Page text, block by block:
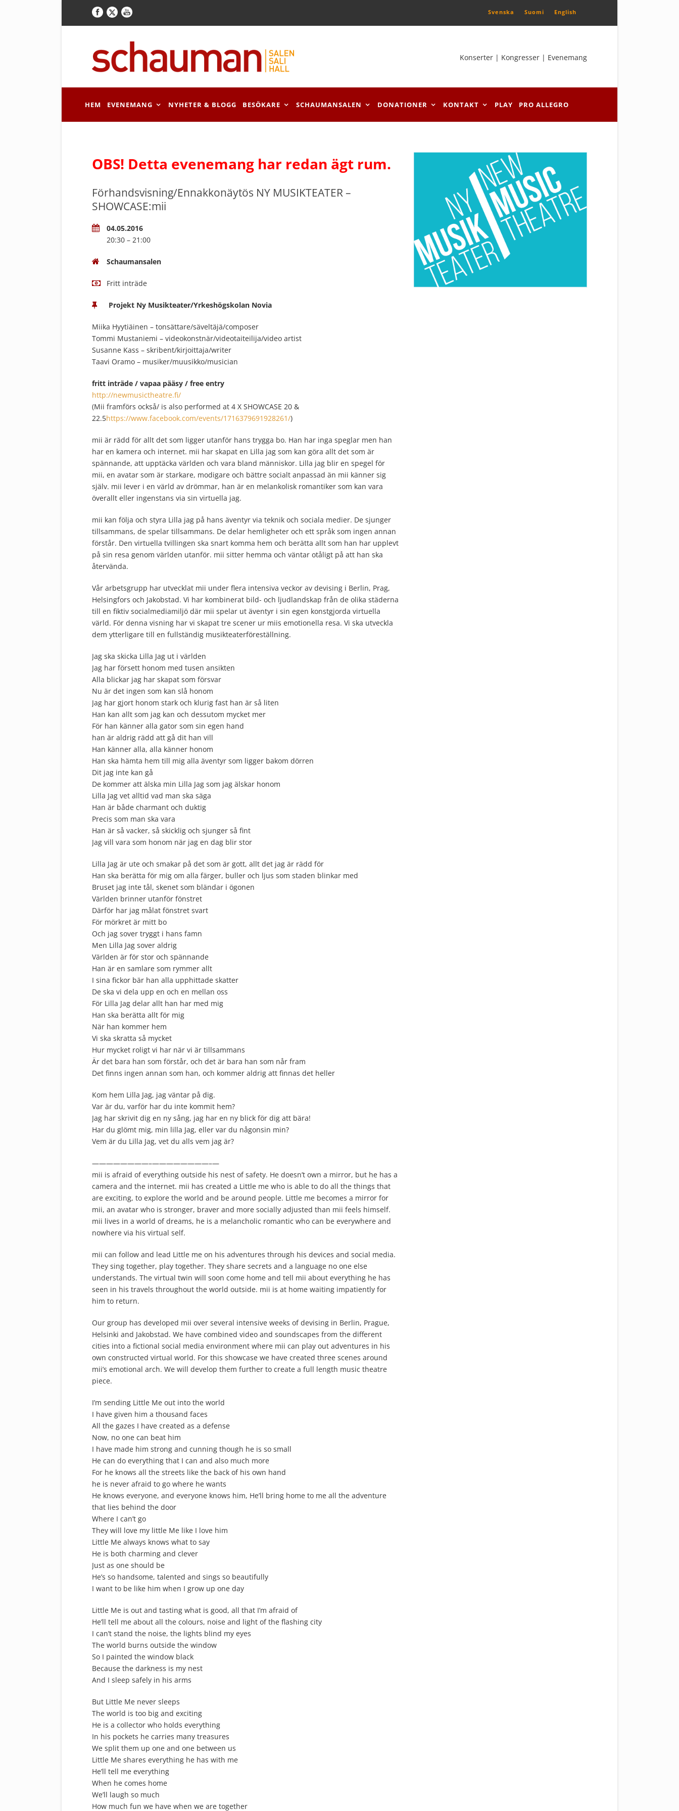
Svenska Suomi English
Konserter | Kongresser | Evenemang
HEM EVENEMANG NYHETER & BLOGG BESÖKARE SCHAUMANSALEN DONATIONER KONTAKT PLAY PRO ALLEGRO
OBS! Detta evenemang har redan ägt rum.
Förhandsvisning/Ennakkonäytös NY MUSIKTEATER –
SHOWCASE:mii
04.05.2016
20:30 – 21:00
Schaumansalen
Fritt inträde
Projekt Ny Musikteater/Yrkeshögskolan Novia
Miika Hyytiäinen – tonsättare/säveltäjä/composer
Tommi Mustaniemi – videokonstnär/videotaiteilija/video artist
Susanne Kass – skribent/kirjoittaja/writer
Taavi Oramo – musiker/muusikko/musician
fritt inträde / vapaa pääsy / free entry
http://newmusictheatre.fi/
(Mii framförs också/ is also performed at 4 X SHOWCASE 20 &
22.5https://www.facebook.com/events/1716379691928261/)
mii är rädd för allt det som ligger utanför hans trygga bo. Han har inga speglar men han
har en kamera och internet. mii har skapat en Lilla jag som kan göra allt det som är
spännande, att upptäcka världen och vara bland människor. Lilla jag blir en spegel för
mii, en avatar som är starkare, modigare och bättre socialt anpassad än mii känner sig
själv. mii lever i en värld av drömmar, han är en melankolisk romantiker som kan vara
överallt eller ingenstans via sin virtuella jag.
mii kan följa och styra Lilla jag på hans äventyr via teknik och sociala medier. De sjunger
tillsammans, de spelar tillsammans. De delar hemligheter och ett språk som ingen annan
förstår. Den virtuella tvillingen ska snart komma hem och berätta allt som han har upplevt
på sin resa genom världen utanför. mii sitter hemma och väntar otåligt på att han ska
återvända.
Vår arbetsgrupp har utvecklat mii under flera intensiva veckor av devising i Berlin, Prag,
Helsingfors och Jakobstad. Vi har kombinerat bild- och ljudlandskap från de olika städerna
till en fiktiv socialmediamiljö där mii spelar ut äventyr i sin egen konstgjorda virtuella
värld. För denna visning har vi skapat tre scener ur miis emotionella resa. Vi ska utveckla
dem ytterligare till en fullständig musikteaterföreställning.
Jag ska skicka Lilla Jag ut i världen
Jag har försett honom med tusen ansikten
Alla blickar jag har skapat som försvar
Nu är det ingen som kan slå honom
Jag har gjort honom stark och klurig fast han är så liten
Han kan allt som jag kan och dessutom mycket mer
För han känner alla gator som sin egen hand
han är aldrig rädd att gå dit han vill
Han känner alla, alla känner honom
Han ska hämta hem till mig alla äventyr som ligger bakom dörren
Dit jag inte kan gå
De kommer att älska min Lilla Jag som jag älskar honom
Lilla Jag vet alltid vad man ska säga
Han är både charmant och duktig
Precis som man ska vara
Han är så vacker, så skicklig och sjunger så fint
Jag vill vara som honom när jag en dag blir stor
Lilla Jag är ute och smakar på det som är gott, allt det jag är rädd för
Han ska berätta för mig om alla färger, buller och ljus som staden blinkar med
Bruset jag inte tål, skenet som bländar i ögonen
Världen brinner utanför fönstret
Därför har jag målat fönstret svart
För mörkret är mitt bo
Och jag sover tryggt i hans famn
Men Lilla Jag sover aldrig
Världen är för stor och spännande
Han är en samlare som rymmer allt
I sina fickor bär han alla upphittade skatter
De ska vi dela upp en och en mellan oss
För Lilla Jag delar allt han har med mig
Han ska berätta allt för mig
När han kommer hem
Vi ska skratta så mycket
Hur mycket roligt vi har när vi är tillsammans
Är det bara han som förstår, och det är bara han som når fram
Det finns ingen annan som han, och kommer aldrig att finnas det heller
Kom hem Lilla Jag, jag väntar på dig.
Var är du, varför har du inte kommit hem?
Jag har skrivit dig en ny sång, jag har en ny blick för dig att bära!
Har du glömt mig, min lilla Jag, eller var du någonsin min?
Vem är du Lilla Jag, vet du alls vem jag är?
————————–————————–—
mii is afraid of everything outside his nest of safety. He doesn’t own a mirror, but he has a
camera and the internet. mii has created a Little me who is able to do all the things that
are exciting, to explore the world and be around people. Little me becomes a mirror for
mii, an avatar who is stronger, braver and more socially adjusted than mii feels himself.
mii lives in a world of dreams, he is a melancholic romantic who can be everywhere and
nowhere via his virtual self.
mii can follow and lead Little me on his adventures through his devices and social media.
They sing together, play together. They share secrets and a language no one else
understands. The virtual twin will soon come home and tell mii about everything he has
seen in his travels throughout the world outside. mii is at home waiting impatiently for
him to return.
Our group has developed mii over several intensive weeks of devising in Berlin, Prague,
Helsinki and Jakobstad. We have combined video and soundscapes from the different
cities into a fictional social media environment where mii can play out adventures in his
own constructed virtual world. For this showcase we have created three scenes around
mii’s emotional arch. We will develop them further to create a full length music theatre
piece.
I’m sending Little Me out into the world
I have given him a thousand faces
All the gazes I have created as a defense
Now, no one can beat him
I have made him strong and cunning though he is so small
He can do everything that I can and also much more
For he knows all the streets like the back of his own hand
he is never afraid to go where he wants
He knows everyone, and everyone knows him, He’ll bring home to me all the adventure
that lies behind the door
Where I can’t go
They will love my little Me like I love him
Little Me always knows what to say
He is both charming and clever
Just as one should be
He’s so handsome, talented and sings so beautifully
I want to be like him when I grow up one day
Little Me is out and tasting what is good, all that I’m afraid of
He’ll tell me about all the colours, noise and light of the flashing city
I can’t stand the noise, the lights blind my eyes
The world burns outside the window
So I painted the window black
Because the darkness is my nest
And I sleep safely in his arms
But Little Me never sleeps
The world is too big and exciting
He is a collector who holds everything
In his pockets he carries many treasures
We split them up one and one between us
Little Me shares everything he has with me
He’ll tell me everything
When he comes home
We’ll laugh so much
How much fun we have when we are together